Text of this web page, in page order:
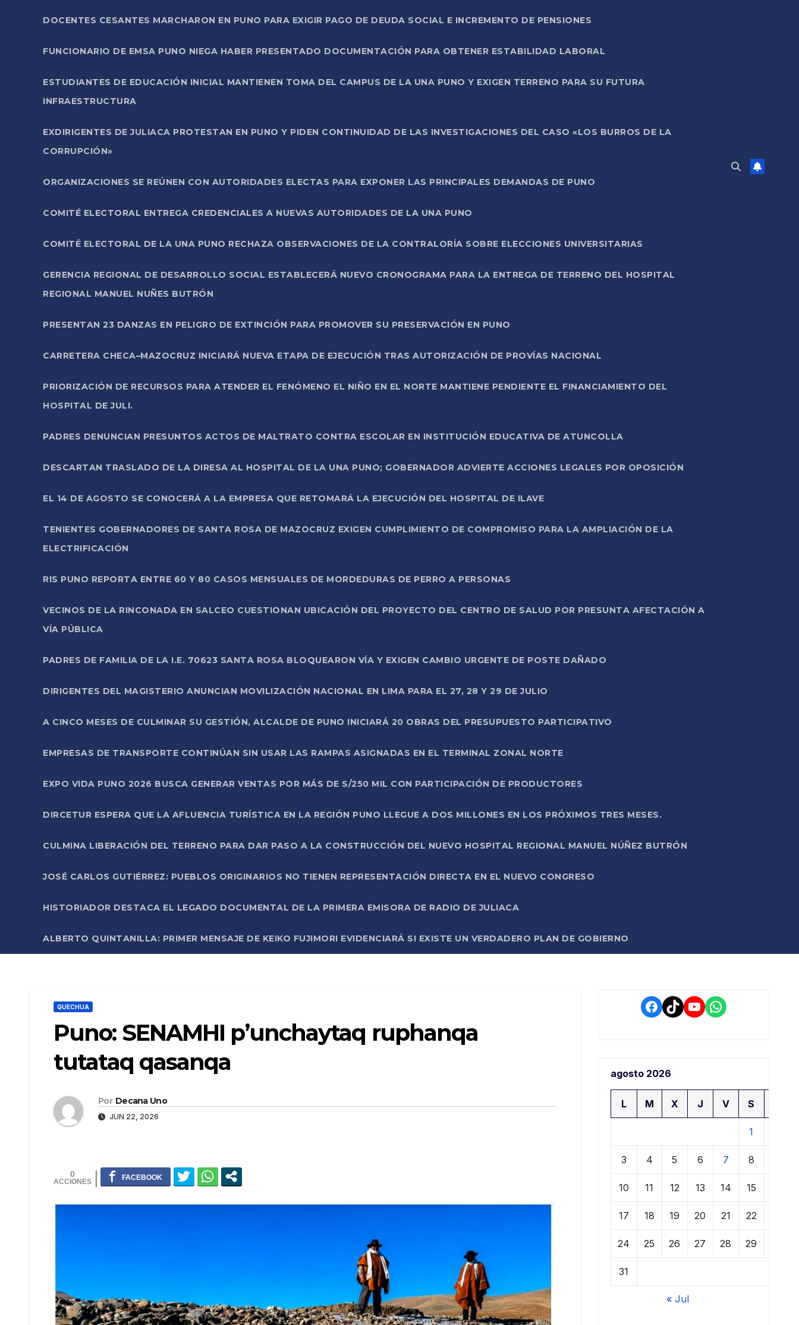
DOCENTES CESANTES MARCHARON EN PUNO PARA EXIGIR PAGO DE DEUDA SOCIAL E INCREMENTO DE PENSIONES
FUNCIONARIO DE EMSA PUNO NIEGA HABER PRESENTADO DOCUMENTACIÓN PARA OBTENER ESTABILIDAD LABORAL
ESTUDIANTES DE EDUCACIÓN INICIAL MANTIENEN TOMA DEL CAMPUS DE LA UNA PUNO Y EXIGEN TERRENO PARA SU FUTURA
INFRAESTRUCTURA
EXDIRIGENTES DE JULIACA PROTESTAN EN PUNO Y PIDEN CONTINUIDAD DE LAS INVESTIGACIONES DEL CASO «LOS BURROS DE LA
CORRUPCIÓN»
ORGANIZACIONES SE REÚNEN CON AUTORIDADES ELECTAS PARA EXPONER LAS PRINCIPALES DEMANDAS DE PUNO
COMITÉ ELECTORAL ENTREGA CREDENCIALES A NUEVAS AUTORIDADES DE LA UNA PUNO
COMITÉ ELECTORAL DE LA UNA PUNO RECHAZA OBSERVACIONES DE LA CONTRALORÍA SOBRE ELECCIONES UNIVERSITARIAS
GERENCIA REGIONAL DE DESARROLLO SOCIAL ESTABLECERÁ NUEVO CRONOGRAMA PARA LA ENTREGA DE TERRENO DEL HOSPITAL
REGIONAL MANUEL NUÑES BUTRÓN
PRESENTAN 23 DANZAS EN PELIGRO DE EXTINCIÓN PARA PROMOVER SU PRESERVACIÓN EN PUNO
CARRETERA CHECA–MAZOCRUZ INICIARÁ NUEVA ETAPA DE EJECUCIÓN TRAS AUTORIZACIÓN DE PROVÍAS NACIONAL
PRIORIZACIÓN DE RECURSOS PARA ATENDER EL FENÓMENO EL NIÑO EN EL NORTE MANTIENE PENDIENTE EL FINANCIAMIENTO DEL
HOSPITAL DE JULI.
PADRES DENUNCIAN PRESUNTOS ACTOS DE MALTRATO CONTRA ESCOLAR EN INSTITUCIÓN EDUCATIVA DE ATUNCOLLA
DESCARTAN TRASLADO DE LA DIRESA AL HOSPITAL DE LA UNA PUNO; GOBERNADOR ADVIERTE ACCIONES LEGALES POR OPOSICIÓN
EL 14 DE AGOSTO SE CONOCERÁ A LA EMPRESA QUE RETOMARÁ LA EJECUCIÓN DEL HOSPITAL DE ILAVE
TENIENTES GOBERNADORES DE SANTA ROSA DE MAZOCRUZ EXIGEN CUMPLIMIENTO DE COMPROMISO PARA LA AMPLIACIÓN DE LA
ELECTRIFICACIÓN
RIS PUNO REPORTA ENTRE 60 Y 80 CASOS MENSUALES DE MORDEDURAS DE PERRO A PERSONAS
VECINOS DE LA RINCONADA EN SALCEO CUESTIONAN UBICACIÓN DEL PROYECTO DEL CENTRO DE SALUD POR PRESUNTA AFECTACIÓN A
VÍA PÚBLICA
PADRES DE FAMILIA DE LA I.E. 70623 SANTA ROSA BLOQUEARON VÍA Y EXIGEN CAMBIO URGENTE DE POSTE DAÑADO
DIRIGENTES DEL MAGISTERIO ANUNCIAN MOVILIZACIÓN NACIONAL EN LIMA PARA EL 27, 28 Y 29 DE JULIO
A CINCO MESES DE CULMINAR SU GESTIÓN, ALCALDE DE PUNO INICIARÁ 20 OBRAS DEL PRESUPUESTO PARTICIPATIVO
EMPRESAS DE TRANSPORTE CONTINÚAN SIN USAR LAS RAMPAS ASIGNADAS EN EL TERMINAL ZONAL NORTE
EXPO VIDA PUNO 2026 BUSCA GENERAR VENTAS POR MÁS DE S/250 MIL CON PARTICIPACIÓN DE PRODUCTORES
DIRCETUR ESPERA QUE LA AFLUENCIA TURÍSTICA EN LA REGIÓN PUNO LLEGUE A DOS MILLONES EN LOS PRÓXIMOS TRES MESES.
CULMINA LIBERACIÓN DEL TERRENO PARA DAR PASO A LA CONSTRUCCIÓN DEL NUEVO HOSPITAL REGIONAL MANUEL NÚÑEZ BUTRÓN
JOSÉ CARLOS GUTIÉRREZ: PUEBLOS ORIGINARIOS NO TIENEN REPRESENTACIÓN DIRECTA EN EL NUEVO CONGRESO
HISTORIADOR DESTACA EL LEGADO DOCUMENTAL DE LA PRIMERA EMISORA DE RADIO DE JULIACA
ALBERTO QUINTANILLA: PRIMER MENSAJE DE KEIKO FUJIMORI EVIDENCIARÁ SI EXISTE UN VERDADERO PLAN DE GOBIERNO
QUECHUA
Puno: SENAMHI p’unchaytaq ruphanqa
tutataq qasanqa
Por Decana Uno
JUN 22, 2026
0
Facebook
TikTokYouTube
WhatsApp
agosto 2026
L M X J V S
1
3 4 5 6 7 8
10 11 12 13 14 15
17 18 19 20 21 22
24 25 26 27 28 29
31
« Jul